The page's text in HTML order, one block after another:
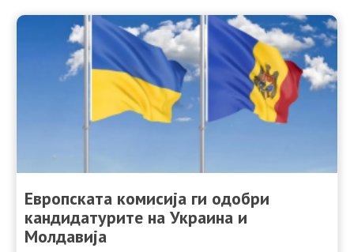
Европската комисија ги одобри
кандидатурите на Украина и
Молдавија